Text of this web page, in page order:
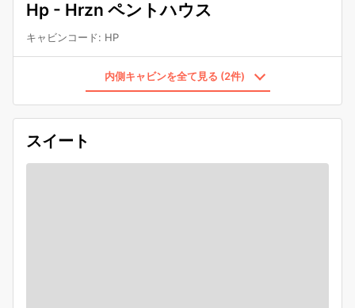
Hp - Hrzn ペントハウス
キャビンコード: HP
内側キャビンを全て見る (2件)
スイート